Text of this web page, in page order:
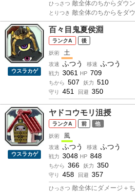
ひっさつ 敵全体のちからダウ
とりつき 敵全体のちからをダ
ウスラカゲ
百々目鬼夏侯淵
A 後
妖術 土
攻速 ふつう 移速 ふつう
戦力 3061 HP 709
ちから 507 妖力 510
守り 451 回避 350
ウスラカゲ
ヤドコウモリ沮授
A 前 他
妖術 風
攻速 ふつう 移速 ふつう
戦力 3048 HP 848
ちから 366 妖力 350
守り 458 回避 357
ひっさつ 敵全体にダメージ＋